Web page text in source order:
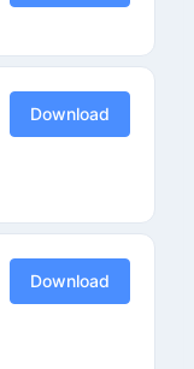
Download
Download